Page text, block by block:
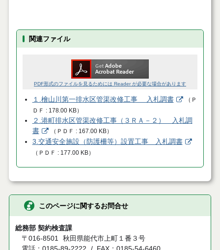
関連ファイル
PDF形式のファイルを見るためには Reader が必要な場合があります
１.檜山川第一排水区管渠改修工事 入札調書 （ Ｐ
ＤＦ
178.00 KB）
２.港町排水区管渠改修工事（３ＲＡ－２） 入札調
書
（ ＰＤＦ 167.00 KB）
3.交通安全施設（防護柵等）設置工事 入札調書
（ ＰＤＦ 177.00 KB）
このページに関するお問合せ
総務部 契約検査課
〒016-8501 秋田県能代市上町１番３号